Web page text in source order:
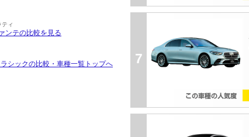
ティ
ンテの比較を見る
シックの比較・車種一覧トップへ 7